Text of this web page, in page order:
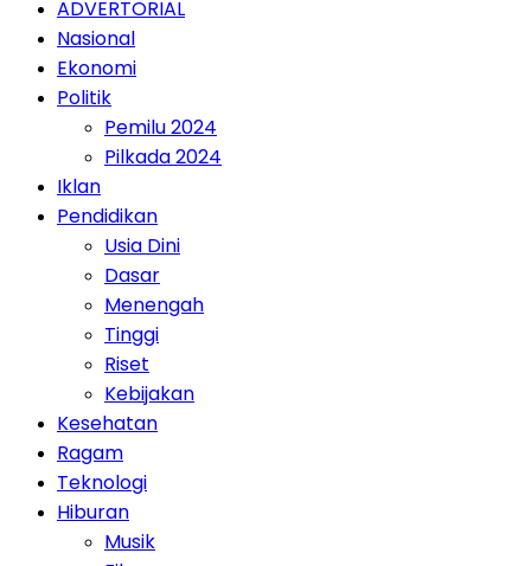
ADVERTORIAL
Nasional
Ekonomi
Politik
Pemilu 2024
Pilkada 2024
Iklan
Pendidikan
Usia Dini
Dasar
Menengah
Tinggi
Riset
Kebijakan
Kesehatan
Ragam
Teknologi
Hiburan
Musik